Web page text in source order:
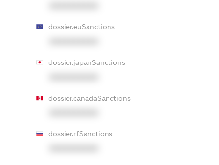
dossier.euSanctions
dossier.japanSanctions
dossier.canadaSanctions
dossier.rfSanctions